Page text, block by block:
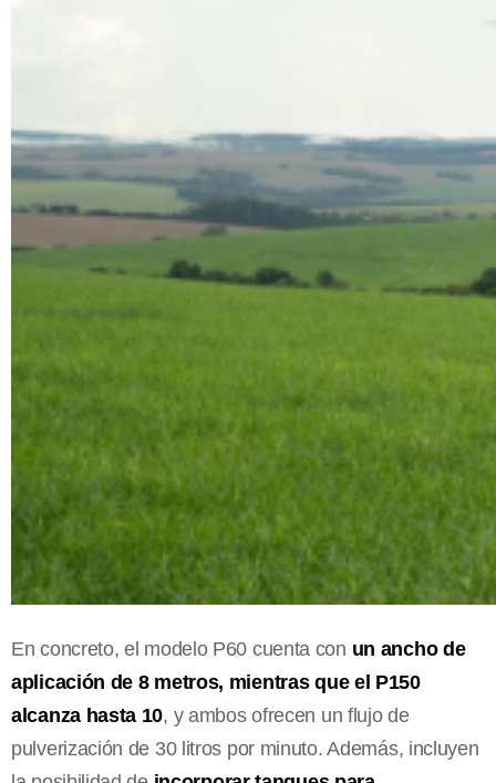
En concreto, el modelo P60 cuenta con un ancho de
aplicación de 8 metros, mientras que el P150
alcanza hasta 10, y ambos ofrecen un flujo de
pulverización de 30 litros por minuto. Además, incluyen